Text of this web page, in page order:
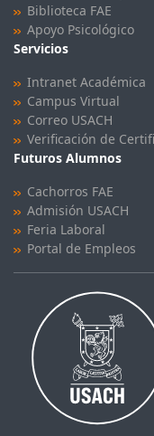
Biblioteca FAE
Apoyo Psicológico
Servicios
Intranet Académica
Campus Virtual
Correo USACH
Verificación de
Futuros Alumnos
Cachorros FAE
Admisión USACH
Feria Laboral
Portal de Empleos